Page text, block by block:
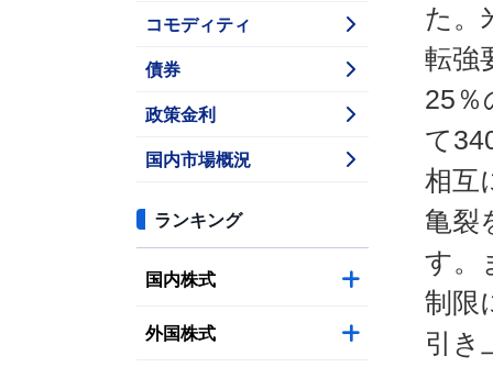
コモディティ
債券
政策金利
国内市場概況
ランキング
国内株式
外国株式
た。
転強
25％
て
相互
亀裂
す。
制限
引き